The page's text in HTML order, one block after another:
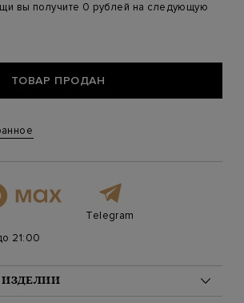
вы получите 0 рублей на следующую
ТОВАР ПРОДАН
Telegram
21:00